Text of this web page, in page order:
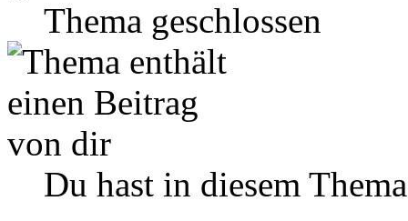
Thema geschlossen
Du hast in diesem